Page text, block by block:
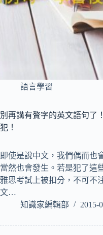
語言學習
別再講有贅字的英文語句了
犯！
即使是說中文，我們偶而也
當然也會發生。若是犯了這
雅思考試上被扣分，不可不
文…
知識家編輯部
2015-